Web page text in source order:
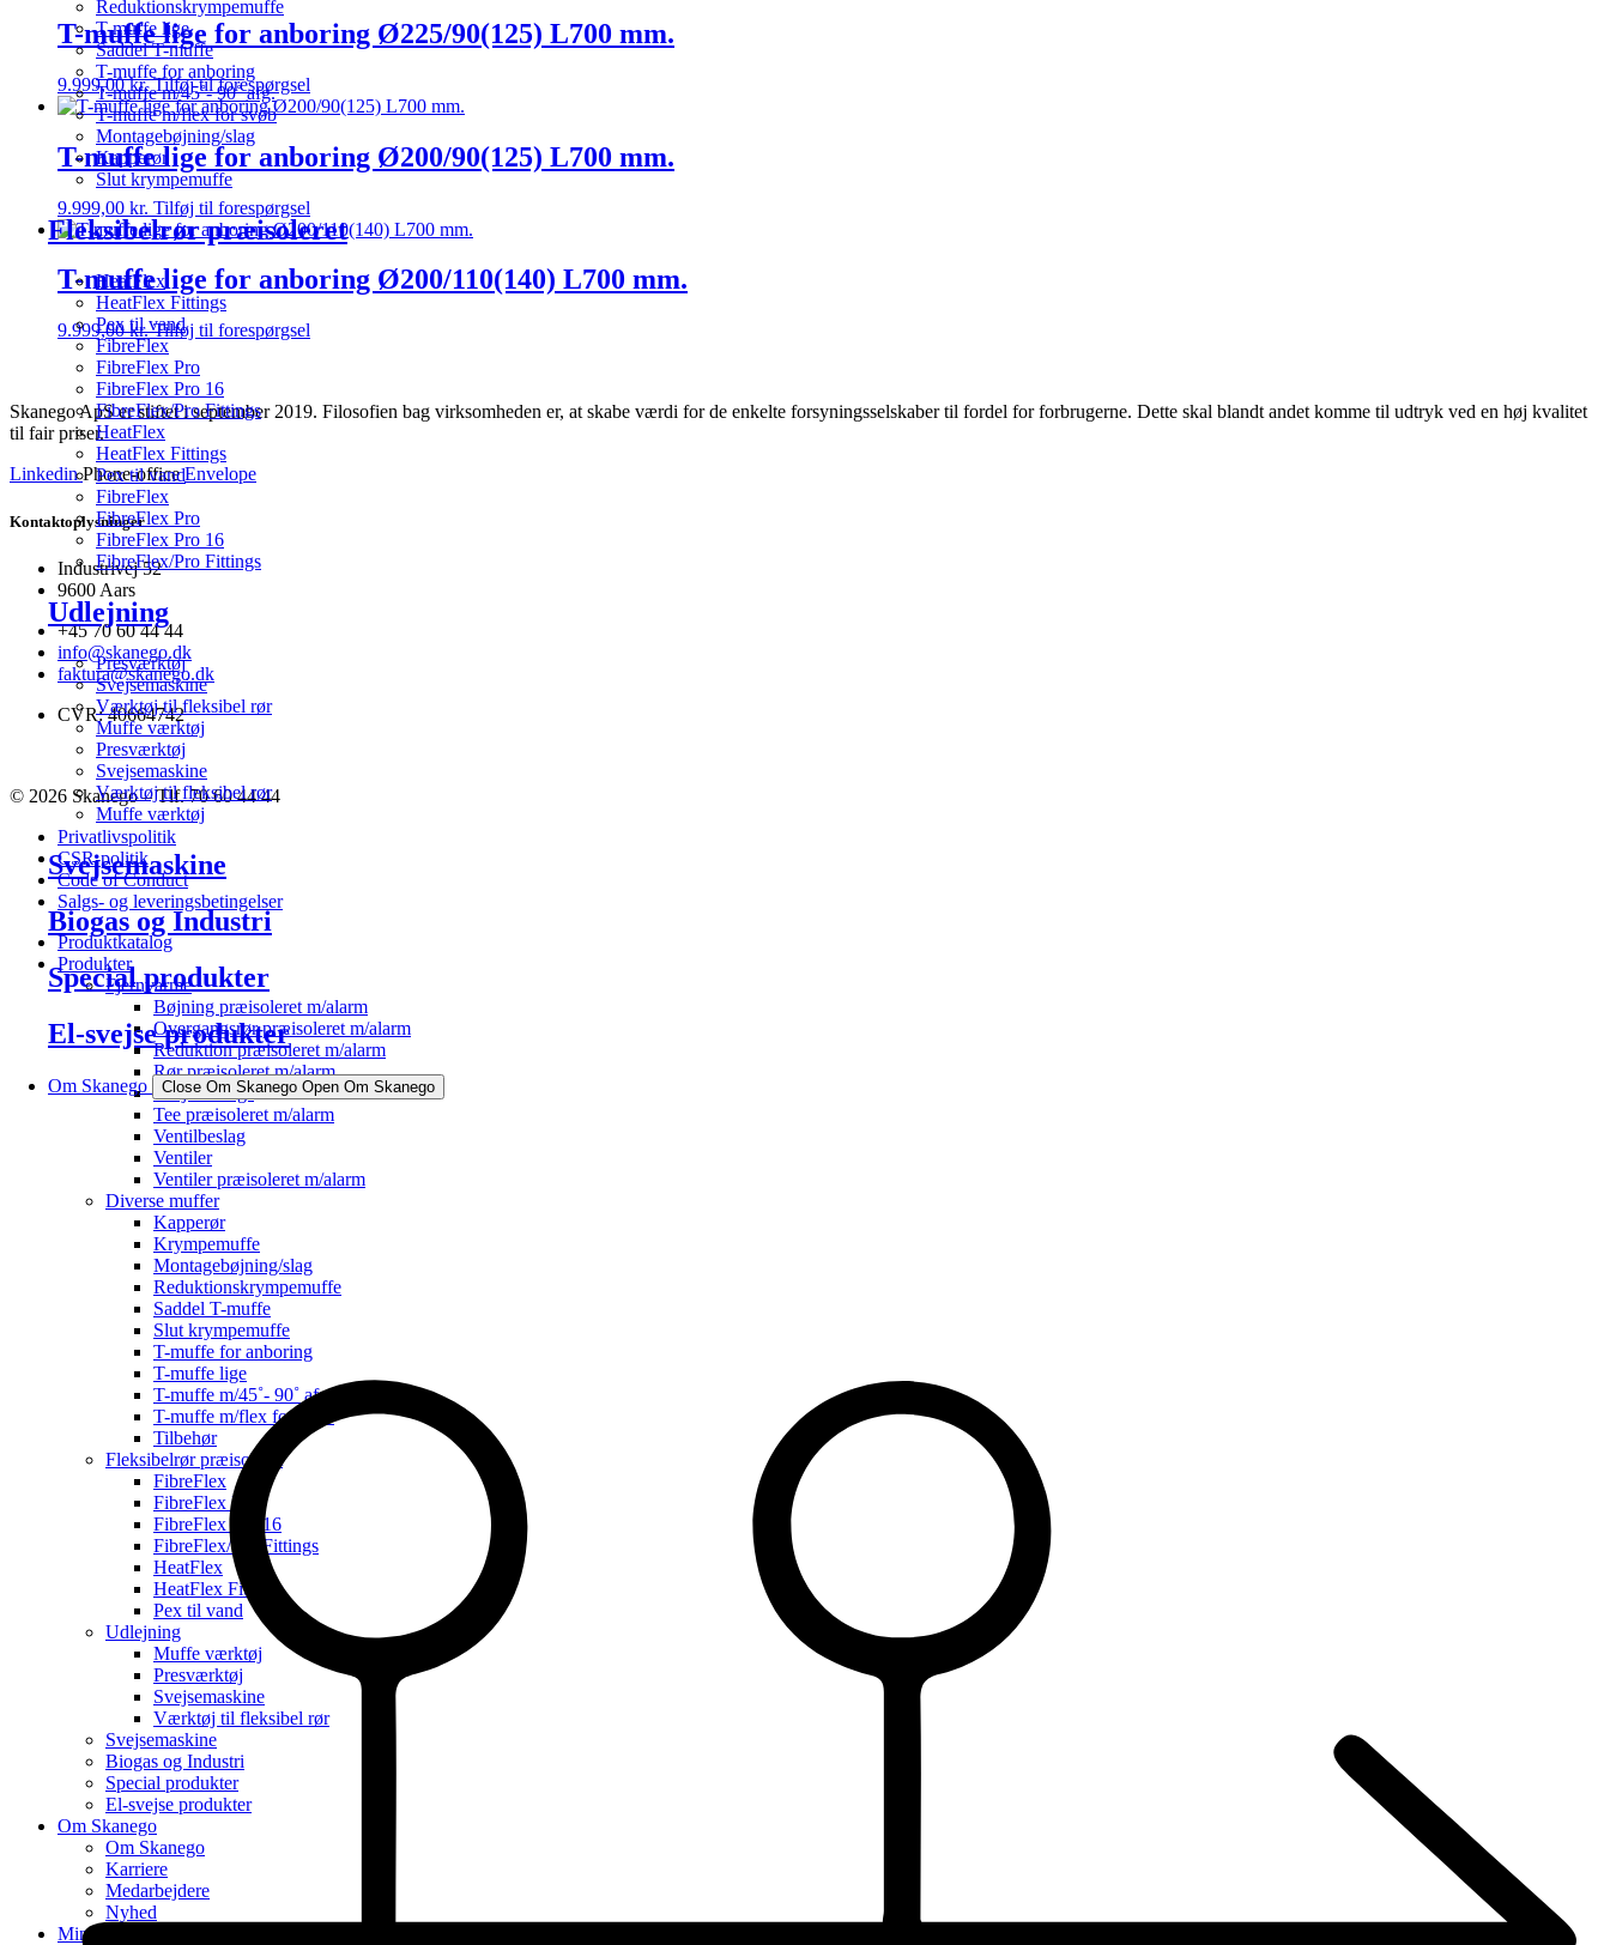
Reduktionskrympemuffe
T-muffe lige
Saddel T-muffe
T-muffe for anboring
T-muffe m/45˚- 90˚ afg.
T-muffe m/flex for svøb
Montagebøjning/slag
Kapperør
Slut krympemuffe
Fleksibelrør præisoleret
HeatFlex
HeatFlex Fittings
Pex til vand
FibreFlex
FibreFlex Pro
FibreFlex Pro 16
FibreFlex/Pro Fittings
HeatFlex
HeatFlex Fittings
Pex til vand
FibreFlex
FibreFlex Pro
FibreFlex Pro 16
FibreFlex/Pro Fittings
Udlejning
Presværktøj
Svejsemaskine
Værktøj til fleksibel rør
Muffe værktøj
Presværktøj
Svejsemaskine
Værktøj til fleksibel rør
Muffe værktøj
Svejsemaskine
Biogas og Industri
Special produkter
El-svejse produkter
Om Skanego Close Om Skanego Open Om Skanego
T-muffe lige for anboring Ø225/90(125) L700 mm.
9.999,00kr. Tilføj til forespørgsel
T-muffe lige for anboring Ø200/90(125) L700 mm.
9.999,00 kr. Tilføj til forespørgsel
T-muffe lige for anboring Ø200/110(140) L700 mm.
9.999,00kr. Tilføj til forespørgsel
Skanego ApS er stiftet i september 2019. Filosofien bag virksomheden er, at skabe værdi for de enkelte forsyningsselskaber til fordel for forbrugerne. Dette skal blandt andet komme til udtryk ved en høj kvalitet
til fair priser.
Linkedin Phone-office Envelope
Kontaktoplysninger
Industrivej 52
9600 Aars
+45 70 60 44 44
info@skanego.dk
faktura@skanego.dk
CVR: 40664742
© 2026 Skanego – Tlf. 70 60 44 44
Privatlivspolitik
CSR-politik
Code of Conduct
Salgs- og leveringsbetingelser
Produktkatalog
Produkter
Fjernvarme
Bøjning præisoleret m/alarm
Overgangsrør præisoleret m/alarm
Reduktion præisoleret m/alarm
Rør præisoleret m/alarm
Svejsefittings
Tee præisoleret m/alarm
Ventilbeslag
Ventiler
Ventiler præisoleret m/alarm
Diverse muffer
Kapperør
Krympemuffe
Montagebøjning/slag
Reduktionskrympemuffe
Saddel T-muffe
Slut krympemuffe
T-muffe for anboring
T-muffe lige
T-muffe m/45˚- 90˚ afg.
T-muffe m/flex for svøb
Tilbehør
Fleksibelrør præisoleret
FibreFlex
FibreFlex Pro
FibreFlex Pro 16
FibreFlex/Pro Fittings
HeatFlex
HeatFlex Fittings
Pex til vand
Udlejning
Muffe værktøj
Presværktøj
Svejsemaskine
Værktøj til fleksibel rør
Svejsemaskine
Biogas og Industri
Special produkter
El-svejse produkter
Om Skanego
Om Skanego
Karriere
Medarbejdere
Nyhed
Min konto